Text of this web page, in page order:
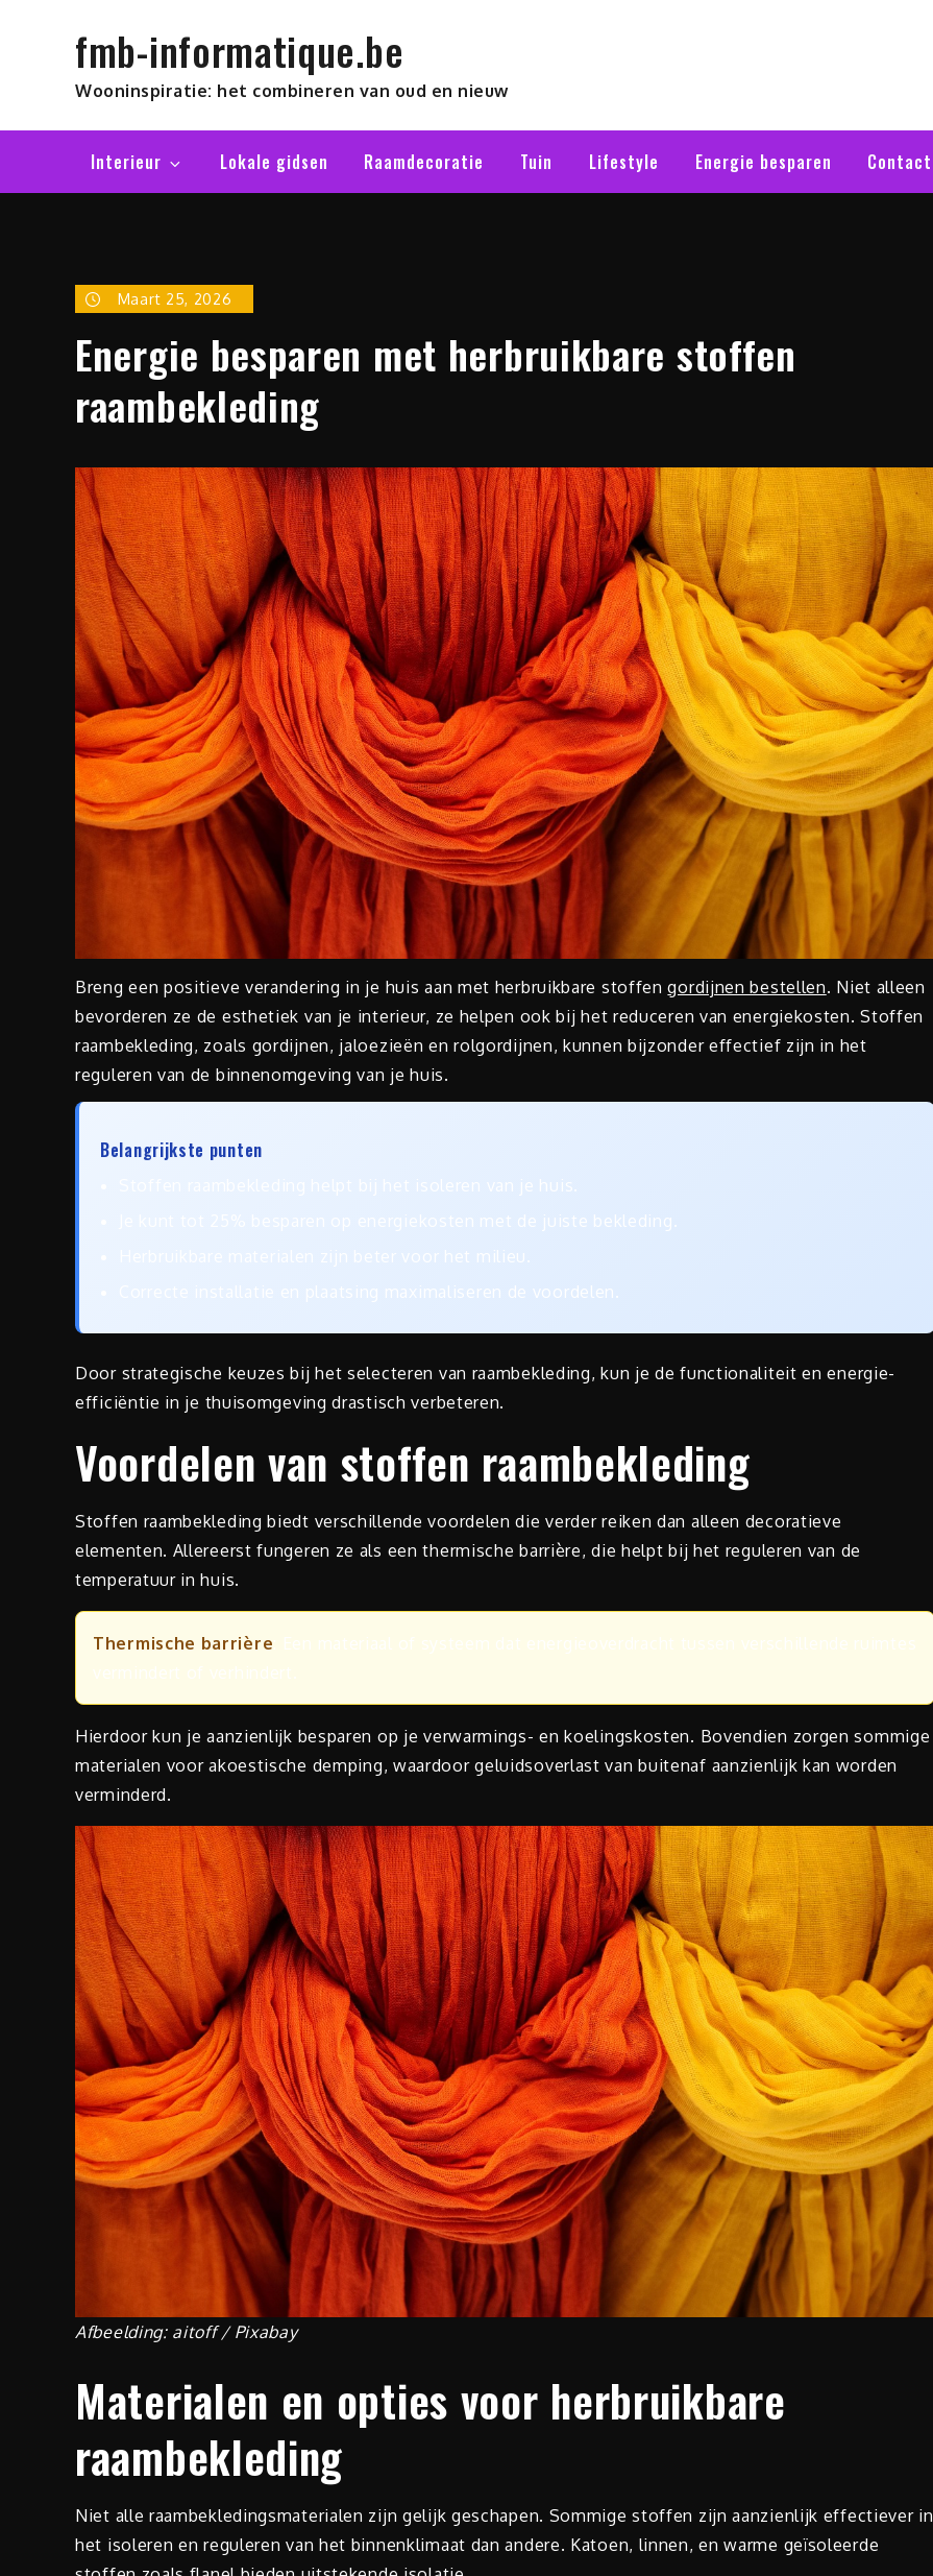
fmb-informatique.be
Wooninspiratie: het combineren van oud en nieuw
Interieur Lokale gidsen Raamdecoratie Tuin Lifestyle Energie besparen Contact
Maart 25, 2026
Energie besparen met herbruikbare stoffen
raambekleding
Breng een positieve verandering in je huis aan met herbruikbare stoffengordijnen bestellen. Niet alleen
bevorderen ze de esthetiek van je interieur, ze helpen ook bij het reduceren van energiekosten. Stoffen
raambekleding, zoals gordijnen, jaloezieën en rolgordijnen, kunnen bijzonder effectief zijn in het
reguleren van de binnenomgeving van je huis.
Belangrijkste punten
Stoffen raambekleding helpt bij het isoleren van je huis.
Je kunt tot 25% besparen op energiekosten met de juiste bekleding.
Herbruikbare materialen zijn beter voor het milieu.
Correcte installatie en plaatsing maximaliseren de voordelen.
Door strategische keuzes bij het selecteren van raambekleding, kun je de functionaliteit en energie-
efficiëntie in je thuisomgeving drastisch verbeteren.
Voordelen van stoffen raambekleding
Stoffen raambekleding biedt verschillende voordelen die verder reiken dan alleen decoratieve
elementen. Allereerst fungeren ze als een thermische barrière, die helpt bij het reguleren van de
temperatuur in huis.
Thermische barrière
Hierdoor kun je aanzienlijk besparen op je verwarmings- en koelingskosten. Bovendien zorgen sommige
materialen voor akoestische demping, waardoor geluidsoverlast van buitenaf aanzienlijk kan worden
verminderd.
Afbeelding: aitoff / Pixabay
Materialen en opties voor herbruikbare
raambekleding
Niet alle raambekledingsmaterialen zijn gelijk geschapen. Sommige stoffen zijn aanzienlijk effectiever in
het isoleren en reguleren van het binnenklimaat dan andere. Katoen, linnen, en warme geïsoleerde